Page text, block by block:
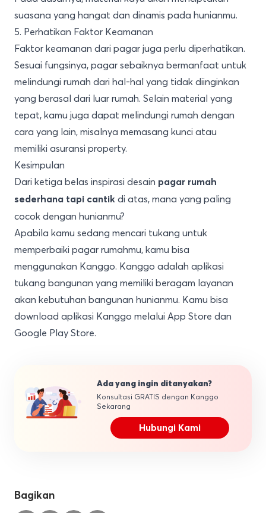
suasana yang hangat dan dinamis pada hunianmu.
5. Perhatikan Faktor Keamanan
Faktor keamanan dari pagar juga perlu diperhatikan.
Sesuai fungsinya, pagar sebaiknya bermanfaat untuk
melindungi rumah dari hal-hal yang tidak diinginkan
yang berasal dari luar rumah. Selain material yang
tepat, kamu juga dapat melindungi rumah dengan
cara yang lain, misalnya memasang kunci atau
memiliki asuransi property.
Kesimpulan
Dari ketiga belas inspirasi desain pagar rumah
sederhana tapi cantik di atas, mana yang paling
cocok dengan hunianmu?
Apabila kamu sedang mencari tukang untuk
memperbaiki pagar rumahmu, kamu bisa
menggunakan Kanggo. Kanggo adalah aplikasi
tukang bangunan yang memiliki beragam layanan
akan kebutuhan bangunan hunianmu. Kamu bisa
download aplikasi Kanggo melalui App Store dan
Google Play Store.
Ada yang ingin ditanyakan?
Konsultasi GRATIS dengan Kanggo
Sekarang
Hubungi Kami
Bagikan